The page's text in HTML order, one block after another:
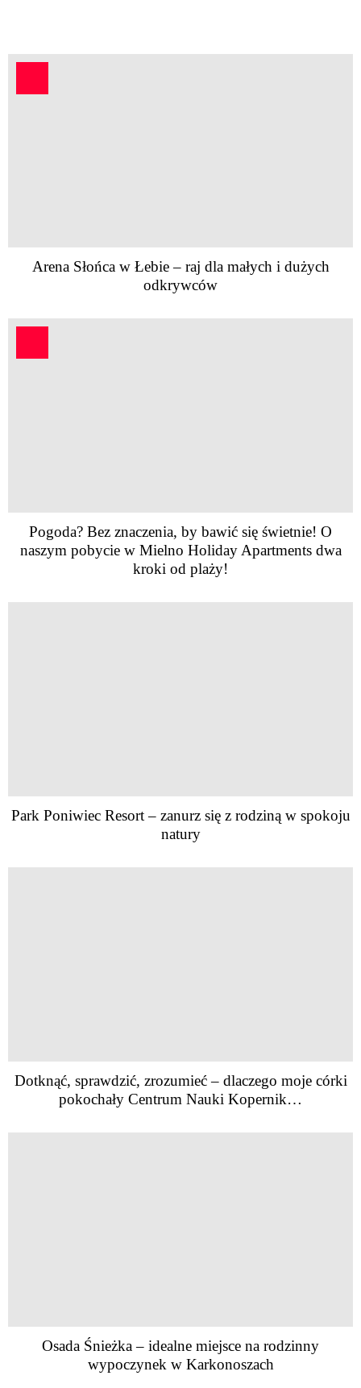
Arena Słońca w Łebie – raj dla małych i dużych
odkrywców
Pogoda? Bez znaczenia, by bawić się świetnie! O
naszym pobycie w Mielno Holiday Apartments dwa
kroki od plaży!
Park Poniwiec Resort – zanurz się z rodziną w spokoju
natury
Dotknąć, sprawdzić, zrozumieć – dlaczego moje córki
pokochały Centrum Nauki Kopernik…
Osada Śnieżka – idealne miejsce na rodzinny
wypoczynek w Karkonoszach